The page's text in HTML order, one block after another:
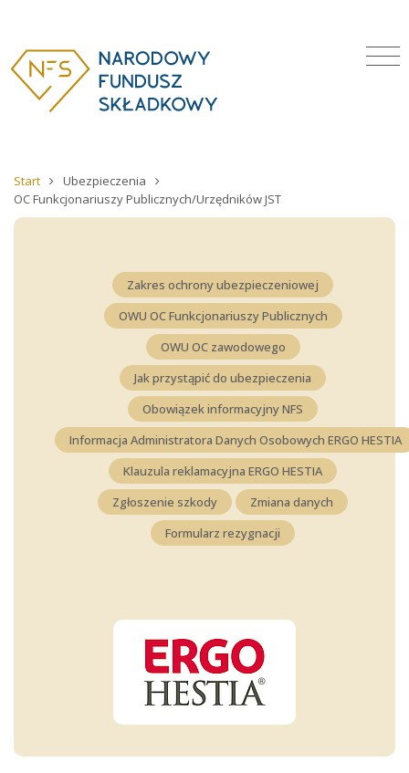
Start
Ubezpieczenia
OC Funkcjonariuszy Publicznych/Urzędników JST
Zakres ochrony ubezpieczeniowej
OWU OC Funkcjonariuszy Publicznych
OWU OC zawodowego
Jak przystąpić do ubezpieczenia
Obowiązek informacyjny NFS
Informacja Administratora Danych Osobowych ERGO HESTIA
Klauzula reklamacyjna ERGO HESTIA
Zgłoszenie szkody
Zmiana danych
Formularz rezygnacji